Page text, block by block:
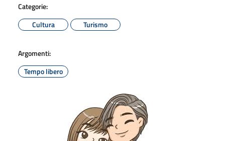
Categorie:
Cultura
Turismo
Argomenti:
Tempo libero